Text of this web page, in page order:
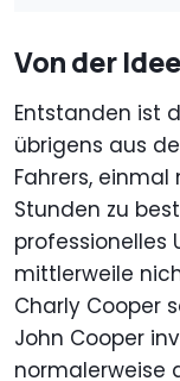
Von der
Entstanden ist
übrigens aus
Fahrers,
Stunden zu
professionelles
mittlerweile
Charly Cooper
John Cooper
normalerweise